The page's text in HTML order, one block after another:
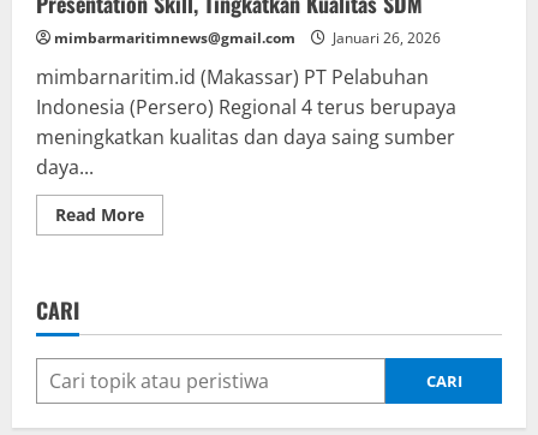
mimbarmaritimnews@gmail.com Januari 26, 2026
mimbarnaritim.id (Makassar) PT Pelabuhan
Indonesia (Persero) Regional 4 terus berupaya
meningkatkan kualitas dan daya saing sumber
daya...
Read MoreRead
more
Pelatihan
Presentation
Skill,
Tingkatkan
CARI
CARI